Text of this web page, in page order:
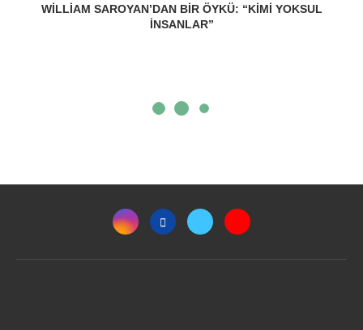
WILLIAM SAROYAN’DAN BIR ÖYKÜ: “KIMI YOKSUL
İNSANLAR”